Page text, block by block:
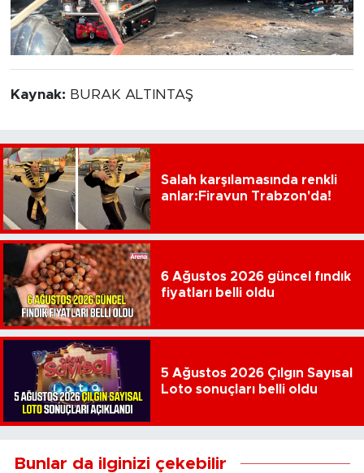
Kaynak: BURAK ALTINTAŞ
Salah karşılamasında renkli
anlar:Firavun Trabzon'da!
6 Ağustos 2026 güncel fındık
fiyatları belli oldu
5 Ağustos 2026 Çılgın Sayısal
Loto sonuçları belli oldu
Bunlar da ilginizi çekebilir